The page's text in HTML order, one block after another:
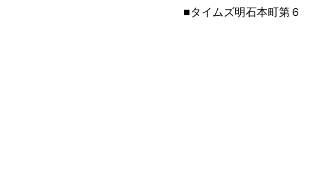
​■タイムズ明石本町第６